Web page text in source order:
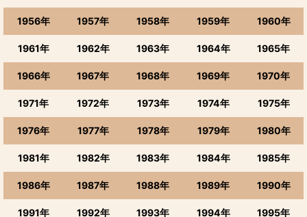
1956年 1957年 1958年 1959年 1960年
1961年 1962年 1963年 1964年 1965年
1966年 1967年 1968年 1969年 1970年
1971年 1972年 1973年 1974年 1975年
1976年 1977年 1978年 1979年 1980年
1981年 1982年 1983年 1984年 1985年
1986年 1987年 1988年 1989年 1990年
1991年 1992年 1993年 1994年 1995年